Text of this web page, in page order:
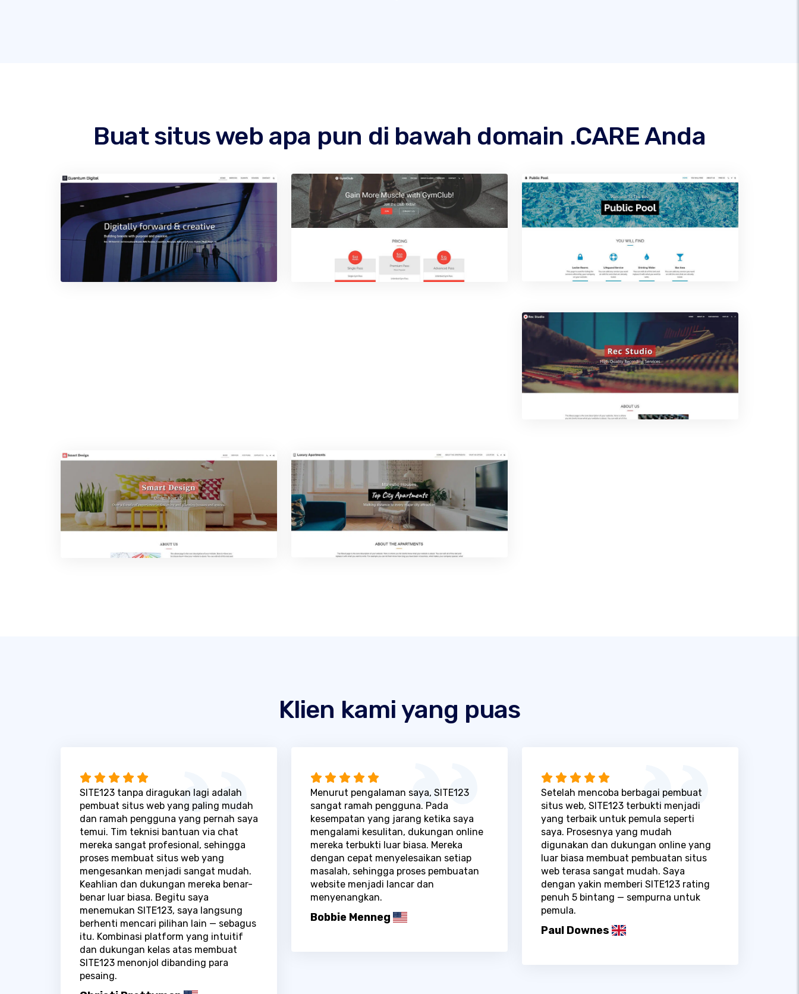
Buat situs web apa pun di bawah domain .CARE Anda
Klien kami yang puas
SITE123 tanpa diragukan lagi adalah
pembuat situs web yang paling mudah
dan ramah pengguna yang pernah saya
temui. Tim teknisi bantuan via chat
mereka sangat profesional, sehingga
proses membuat situs web yang
mengesankan menjadi sangat mudah.
Keahlian dan dukungan mereka benar-
benar luar biasa. Begitu saya
menemukan SITE123, saya langsung
berhenti mencari pilihan lain — sebagus
itu. Kombinasi platform yang intuitif
dan dukungan kelas atas membuat
SITE123 menonjol dibanding para
pesaing.
Menurut pengalaman saya, SITE123
sangat ramah pengguna. Pada
kesempatan yang jarang ketika saya
mengalami kesulitan, dukungan online
mereka terbukti luar biasa. Mereka
dengan cepat menyelesaikan setiap
masalah, sehingga proses pembuatan
website menjadi lancar dan
menyenangkan.
Bobbie Menneg
Setelah mencoba berbagai pembuat
situs web, SITE123 terbukti menjadi
yang terbaik untuk pemula seperti
saya. Prosesnya yang mudah
digunakan dan dukungan online yang
luar biasa membuat pembuatan situs
web terasa sangat mudah. Saya
dengan yakin memberi SITE123 rating
penuh 5 bintang — sempurna untuk
pemula.
Paul Downes